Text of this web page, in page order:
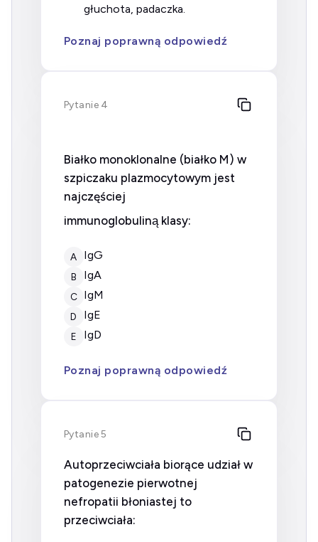
głuchota, padaczka.
Poznaj poprawną odpowiedź
Pytanie 4
Białko monoklonalne (białko M) w
szpiczaku plazmocytowym jest
najczęściej
immunoglobuliną klasy:
A IgG
B IgA
C IgM
D IgE
E IgD
Poznaj poprawną odpowiedź
Pytanie 5
Autoprzeciwciała biorące udział w
patogenezie pierwotnej
nefropatii błoniastej to
przeciwciała: